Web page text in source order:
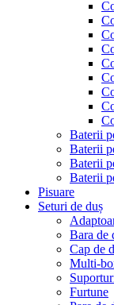
Baterii
Baterii
Baterii
Baterii
Pisuare
Seturi de duș
Bara de
Cap de
Multi-
Furtune